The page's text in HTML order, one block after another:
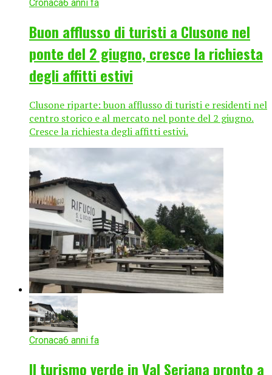
Cronaca6 anni fa
Buon afflusso di turisti a Clusone nel
ponte del 2 giugno, cresce la richiesta
degli affitti estivi
Clusone riparte: buon afflusso di turisti e residenti nel
centro storico e al mercato nel ponte del 2 giugno.
Cresce la richiesta degli affitti estivi.
Cronaca6 anni fa
Il turismo verde in Val Seriana pronto a